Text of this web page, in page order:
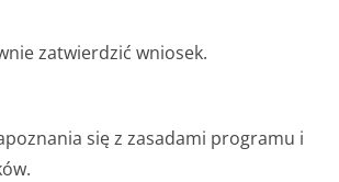
zatwierdzić wniosek.
się z zasadami programu i